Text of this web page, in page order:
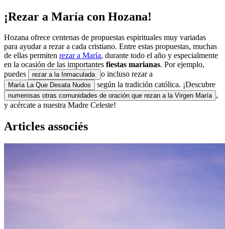
¡Rezar a María con Hozana!
Hozana ofrece centenas de propuestas espirituales muy variadas
para ayudar a rezar a cada cristiano. Entre estas propuestas, muchas
de ellas permiten rezar a María, durante todo el año y especialmente
en la ocasión de las importantes fiestas marianas. Por ejemplo,
puedes
rezar a la Inmaculada o incluso rezar a
María La Que Desata Nudos según la tradición católica. ¡Descubre
numerosas otras comunidades de oración que rezan a la Virgen María ,
y acércate a nuestra Madre Celeste!
Articles associés